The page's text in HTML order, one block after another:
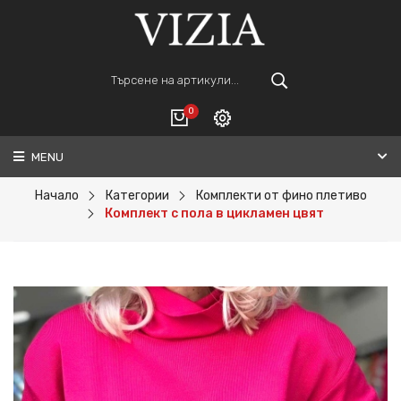
0
ВАШАТА КОЛИЧКА Е ПРАЗНА.
ПОРЪЧАЙ
Регистрация
MENU
Начало Категории
Комплекти от фино плетиво
Комплект с пола в цикламен цвят